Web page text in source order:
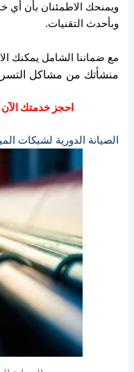
ويمنحك الاطمئنان بأن أي
وبأحدث التقنيات.
مع ضماننا الشامل يمكنك
منشأتك من مشاكل
احجز خدمتك
الصيانة الدورية لشبكات